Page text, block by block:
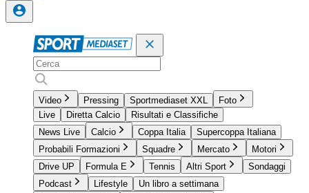
Video Pressing Sportmediaset XXL
Foto
Live
Diretta Calcio
Risultati e Classifiche
News Live
Calcio Coppa Italia
Supercoppa Italiana
Probabili Formazioni
Squadre Mercato
Motori
Drive UP
Formula E Tennis Altri Sport
Sondaggi
Podcast
Lifestyle
Un libro a settimana